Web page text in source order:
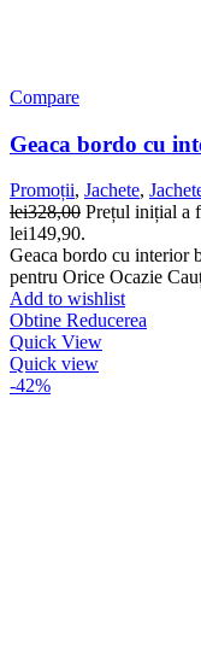
Compare
Geaca bordo cu
Promoții, Jachete,
lei328,00 Prețul inițial a
lei149,90.
Geaca bordo cu interior
pentru Orice Ocazie
Add to wishlist
Obtine Reducerea
Quick View
Quick view
-42%